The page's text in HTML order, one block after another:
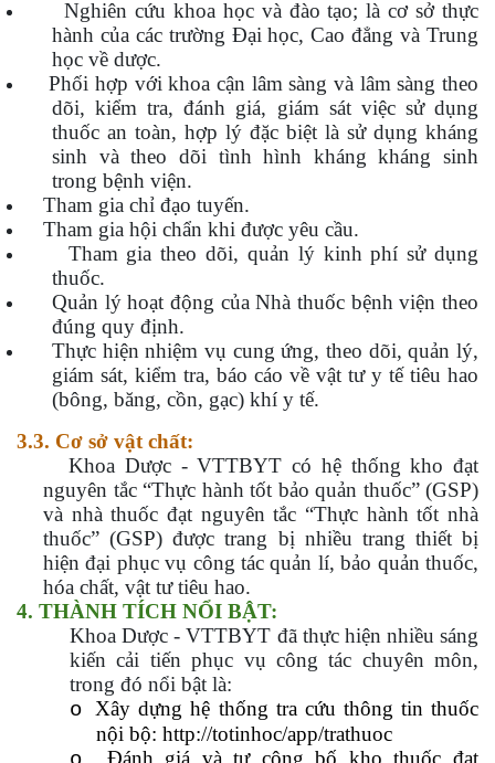
Nghiên cứu khoa học và đào tạo; là cơ sở thực
hành của các trường Đại học, Cao đẳng và Trung
học về dược.
Phối hợp với khoa cận lâm sàng và lâm sàng theo
dõi, kiểm tra, đánh giá, giám sát việc sử dụng
thuốc an toàn, hợp lý đặc biệt là sử dụng kháng
sinh và theo dõi tình hình kháng kháng sinh
trong bệnh viện.
Tham gia chỉ đạo tuyến.
Tham gia hội chẩn khi được yêu cầu.
Tham gia theo dõi, quản lý kinh phí sử dụng
thuốc.
Quản lý hoạt động của Nhà thuốc bệnh viện theo
đúng quy định.
Thực hiện nhiệm vụ cung ứng, theo dõi, quản lý,
giám sát, kiểm tra, báo cáo về vật tư y tế tiêu hao
(bông, băng, cồn, gạc) khí y tế.
3.3. Cơ sở vật chất:
Khoa Dược - VTTBYT có hệ thống kho đạt
nguyên tắc “Thực hành tốt bảo quản thuốc” (GSP)
và nhà thuốc đạt nguyên tắc “Thực hành tốt nhà
thuốc” (GSP) được trang bị nhiều trang thiết bị
hiện đại phục vụ công tác quản lí, bảo quản thuốc,
hóa chất, vật tư tiêu hao.
4. THÀNH TÍCH NỔI BẬT:
Khoa Dược - VTTBYT đã thực hiện nhiều sáng
kiến cải tiến phục vụ công tác chuyên môn,
trong đó nổi bật là:
o
Xây dựng hệ thống tra cứu thông tin thuốc
nội bộ: http://totinhoc/app/trathuoc
Đánh giá và tự công bố kho thuốc đạt